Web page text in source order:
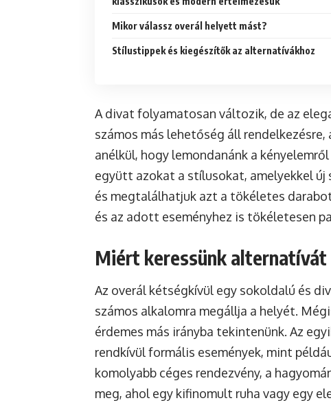
Mikor válassz overál helyett mást?
Stílustippek és kiegészítők az alternatívákhoz
A divat folyamatosan változik, de az
számos más lehetőség áll
anélkül, hogy lemondanánk a
együtt azokat a stílusokat, amelyekkel
és megtalálhatjuk azt a tökéletes
és az adott eseményhez is tökéletesen
Miért keressünk
Az overál kétségkívül egy sokoldalú és
számos alkalomra megállja a helyét.
érdemes más irányba tekintenünk. Az
rendkívül formális események, mint
komolyabb céges rendezvény, a
meg, ahol egy kifinomult ruha vagy egy